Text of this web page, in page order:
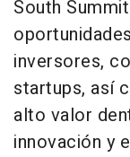
South
inversores,
startups, así
alto valor
innovación y